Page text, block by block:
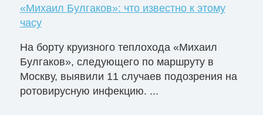
«Михаил Булгаков»: что известно к этому
часу
На борту круизного теплохода «Михаил
Булгаков», следующего по маршруту в
Москву, выявили 11 случаев подозрения на
ротовирусную инфекцию. ...